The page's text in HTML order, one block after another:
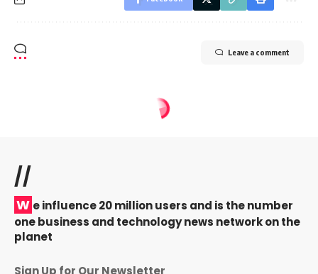
Leave a comment
//
W e influence 20 million users and is the number
one business and technology news network on the
planet
Sign Up for Our Newsletter